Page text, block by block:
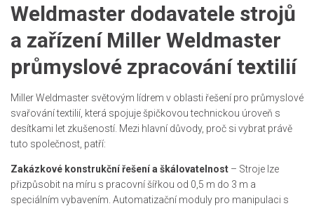
Weldmaster dodavatele strojů
a zařízení Miller Weldmaster
průmyslové zpracování textilií
Miller Weldmaster světovým lídrem v oblasti řešení pro průmyslové
svařování textilií, která spojuje špičkovou technickou úroveň s
desítkami let zkušeností. Mezi hlavní důvody, proč si vybrat právě
tuto společnost, patří:
Zakázkové konstrukční řešení a škálovatelnost – Stroje lze
přizpůsobit na míru s pracovní šířkou od 0,5 m do 3 m a
speciálním vybavením. Automatizační moduly pro manipulaci s